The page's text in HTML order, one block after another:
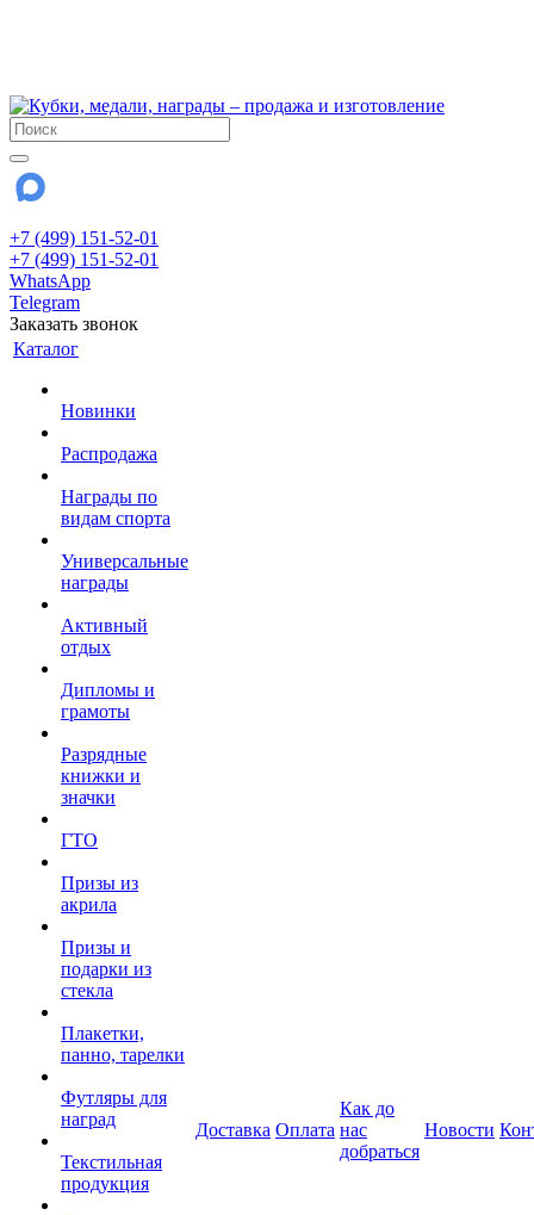
+7 (499) 151-52-01
+7 (499) 151-52-01
WhatsApp
Telegram
Заказать звонок
Каталог
Новинки
Распродажа
Награды по
видам спорта
Универсальные
награды
Активный
отдых
Дипломы и
грамоты
Разрядные
книжки и
значки
ГТО
Призы из
акрила
Призы и
подарки из
стекла
Плакетки,
панно, тарелки
Футляры для
наград
Текстильная
продукция
Доставка Оплата
Как до
нас
добраться
Новости